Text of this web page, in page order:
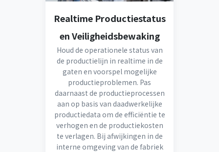
Realtime Productiestatus
en Veiligheidsbewaking
Houd de operationele status van
de productielijn in realtime in de
gaten en voorspel mogelijke
productieproblemen. Pas
daarnaast de productieprocessen
aan op basis van daadwerkelijke
productiedata om de efficiëntie te
verhogen en de productiekosten
te verlagen. Bij afwijkingen in de
interne omgeving van de fabriek